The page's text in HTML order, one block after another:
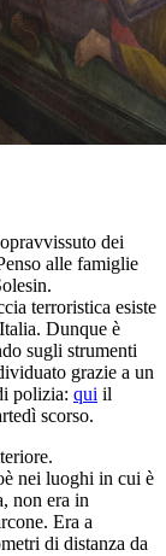
dei
alle famiglie
terroristica esiste
Dunque è
sugli strumenti
grazie a un
polizia: qui il
scorso.
nei luoghi in cui è
non era in
Era a
di distanza da